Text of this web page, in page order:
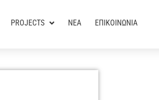
PROJECTS ΝΕΑ ΕΠΙΚΟΙΝΩΝΙΑ